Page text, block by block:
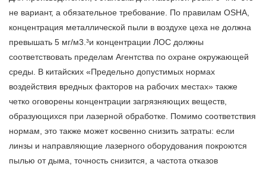
не вариант, а обязательное требование. По правилам OSHA,
концентрация металлической пыли в воздухе цеха не должна
превышать 5 мг/м3.³и концентрации ЛОС должны
соответствовать пределам Агентства по охране окружающей
среды. В китайских «Предельно допустимых нормах
воздействия вредных факторов на рабочих местах» также
четко оговорены концентрации загрязняющих веществ,
образующихся при лазерной обработке. Помимо соответствия
нормам, это также может косвенно снизить затраты: если
линзы и направляющие лазерного оборудования покроются
пылью от дыма, точность снизится, а частота отказов